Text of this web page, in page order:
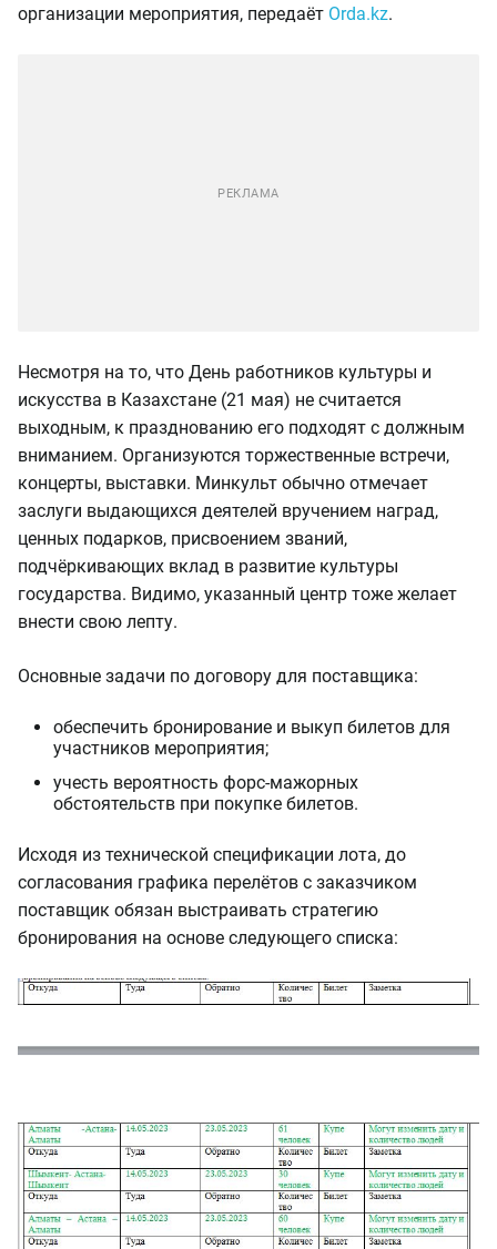
организации мероприятия, передаёт Orda.kz.
Несмотря на то, что День работников культуры и
искусства в Казахстане (21 мая) не считается
выходным, к празднованию его подходят с должным
вниманием. Организуются торжественные встречи,
концерты, выставки. Минкульт обычно отмечает
заслуги выдающихся деятелей вручением наград,
ценных подарков, присвоением званий,
подчёркивающих вклад в развитие культуры
государства. Видимо, указанный центр тоже желает
внести свою лепту.
Основные задачи по договору для поставщика:
обеспечить бронирование и выкуп билетов для
участников мероприятия;
учесть вероятность форс-мажорных
обстоятельств при покупке билетов.
Исходя из технической спецификации лота, до
согласования графика перелётов с заказчиком
поставщик обязан выстраивать стратегию
бронирования на основе следующего списка: